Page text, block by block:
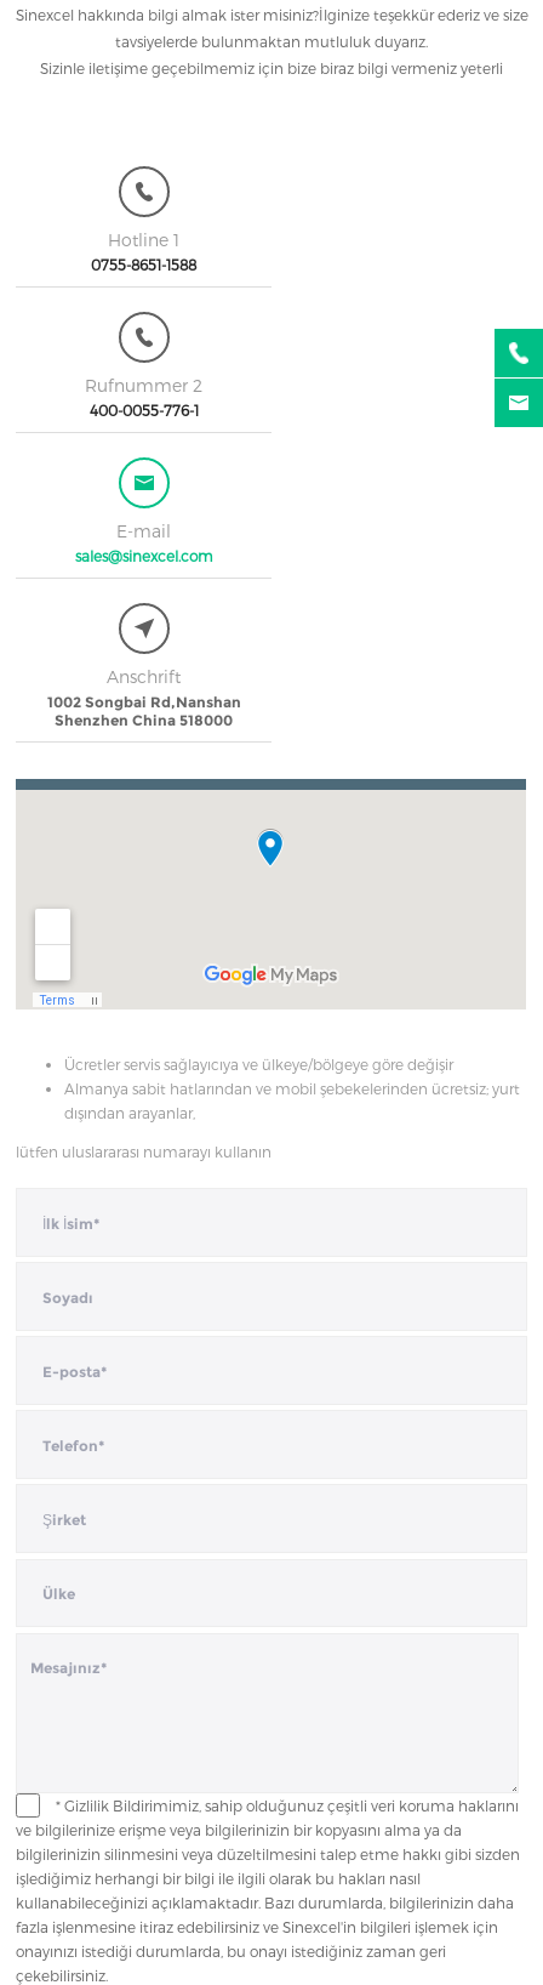
Sinexcel hakkında bilgi almak ister misiniz?İlginize teşekkür ederiz ve size
tavsiyelerde bulunmaktan mutluluk duyarız.
Sizinle iletişime geçebilmemiz için bize biraz bilgi vermeniz yeterli
Hotline 1
0755-8651-1588
Rufnummer 2
400-0055-776-1
E-mail
sales@sinexcel.com
Anschrift
1002 Songbai Rd,Nanshan
Shenzhen China 518000
Ücretler servis sağlayıcıya ve ülkeye/bölgeye göre değişir
Almanya sabit hatlarından ve mobil şebekelerinden ücretsiz; yurt
dışından arayanlar,
lütfen uluslararası numarayı kullanın
* Gizlilik Bildirimimiz, sahip olduğunuz çeşitli veri koruma haklarını
ve bilgilerinize erişme veya bilgilerinizin bir kopyasını alma ya da
bilgilerinizin silinmesini veya düzeltilmesini talep etme hakkı gibi sizden
işlediğimiz herhangi bir bilgi ile ilgili olarak bu hakları nasıl
kullanabileceğinizi açıklamaktadır. Bazı durumlarda, bilgilerinizin daha
fazla işlenmesine itiraz edebilirsiniz ve Sinexcel'in bilgileri işlemek için
onayınızı istediği durumlarda, bu onayı istediğiniz zaman geri
çekebilirsiniz.